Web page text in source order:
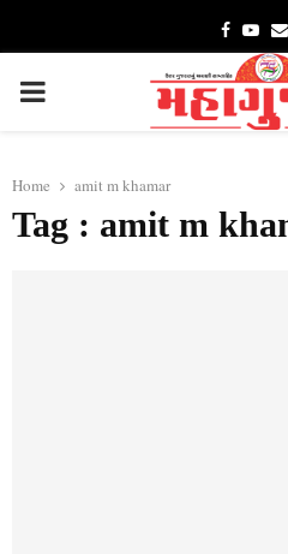
Facebook
PRIMARY
Home amit m khamar
Tag : amit m